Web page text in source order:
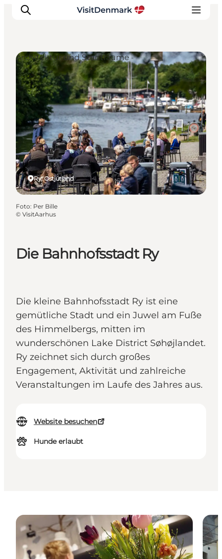
Inspiration
Regionen
Erlebnisse
Unterkünfte
Reiseplanung
Die Bahnhofsstadt Ry
Die kleine Bahnhofsstadt Ry ist eine
gemütliche Stadt und ein Juwel am Fuße
des Himmelbergs, mitten im
wunderschönen Lake District Søhøjlandet.
Ry zeichnet sich durch großes
Engagement, Aktivität und zahlreiche
Veranstaltungen im Laufe des Jahres aus.
Website besuchen
Hunde erlaubt
Ry, Ostjütland
Architektur und Stadträume
Foto: Per Bille
© VisitAarhus